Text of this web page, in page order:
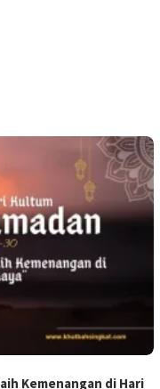
Kemenangan di Hari